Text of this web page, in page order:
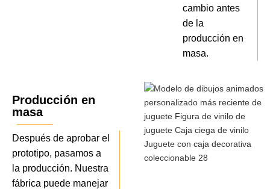
cambio antes
de la
producción en
masa.
Producción en
masa
Después de aprobar el
prototipo, pasamos a
la producción. Nuestra
fábrica puede manejar